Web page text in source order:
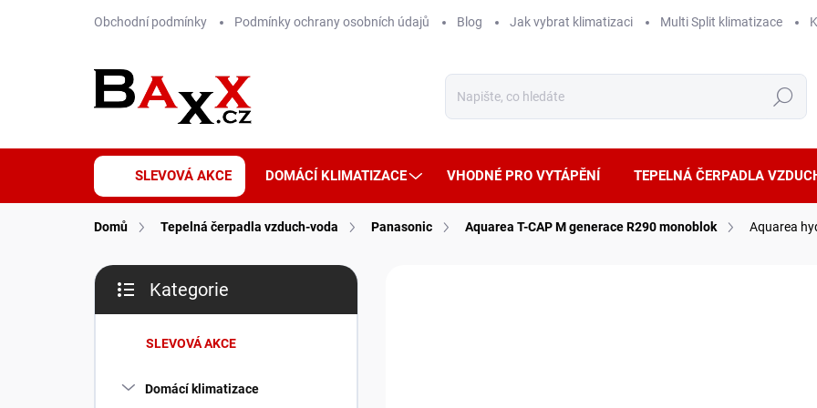
Obchodní podmínky Podmínky ochrany osobních údajů Blog Jak vybrat klimatizaci Multi Split klimatizace
Hledat
SLEVOVÁ AKCE DOMÁCÍ KLIMATIZACE VHODNÉ PRO VYTÁPĚNÍ TEPELNÁ ČERPADLA
Domů Tepelná čerpadla vzduch-voda Panasonic Aquarea T-CAP M generace R290 monoblok Aquarea
P
s
kategorie
Kategorie
SLEVOVÁ AKCE
Domácí klimatizace